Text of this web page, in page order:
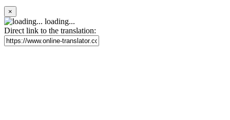
×
loading...
Direct link to the translation: